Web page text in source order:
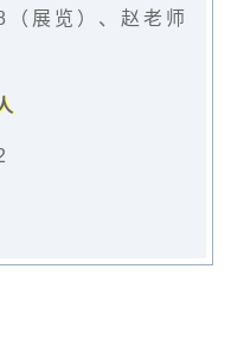
（展览）、赵老师